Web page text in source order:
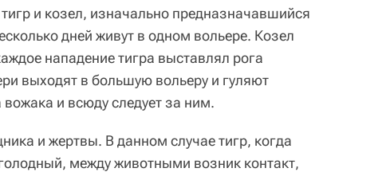
и козел, изначально предназначавшийся
дней живут в одном вольере. Козел
нападение тигра выставлял рога
выходят в большую вольеру и гуляют
и всюду следует за ним.
и жертвы. В данном случае тигр, когда
между животными возник контакт,